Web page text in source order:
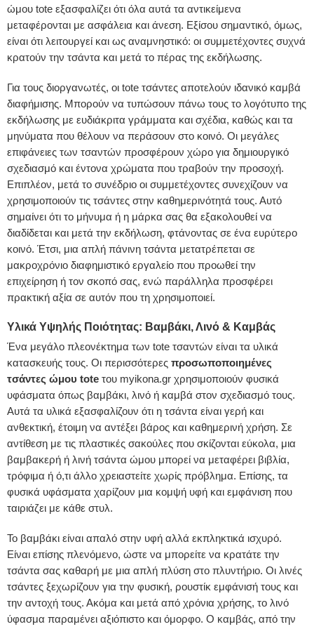
ώμου tote εξασφαλίζει ότι όλα αυτά τα αντικείμενα
μεταφέρονται με ασφάλεια και άνεση. Εξίσου σημαντικό, όμως,
είναι ότι λειτουργεί και ως αναμνηστικό: οι συμμετέχοντες συχνά
κρατούν την τσάντα και μετά το πέρας της εκδήλωσης.
Για τους διοργανωτές, οι tote τσάντες αποτελούν ιδανικό καμβά
διαφήμισης. Μπορούν να τυπώσουν πάνω τους το λογότυπο της
εκδήλωσης με ευδιάκριτα γράμματα και σχέδια, καθώς και τα
μηνύματα που θέλουν να περάσουν στο κοινό. Οι μεγάλες
επιφάνειες των τσαντών προσφέρουν χώρο για δημιουργικό
σχεδιασμό και έντονα χρώματα που τραβούν την προσοχή.
Επιπλέον, μετά το συνέδριο οι συμμετέχοντες συνεχίζουν να
χρησιμοποιούν τις τσάντες στην καθημερινότητά τους. Αυτό
σημαίνει ότι το μήνυμα ή η μάρκα σας θα εξακολουθεί να
διαδίδεται και μετά την εκδήλωση, φτάνοντας σε ένα ευρύτερο
κοινό. Έτσι, μια απλή πάνινη τσάντα μετατρέπεται σε
μακροχρόνιο διαφημιστικό εργαλείο που προωθεί την
επιχείρηση ή τον σκοπό σας, ενώ παράλληλα προσφέρει
πρακτική αξία σε αυτόν που τη χρησιμοποιεί.
Υλικά Υψηλής Ποιότητας: Βαμβάκι, Λινό & Καμβάς
Ένα μεγάλο πλεονέκτημα των tote τσαντών είναι τα υλικά
κατασκευής τους. Οι περισσότερες προσωποποιημένες
τσάντες ώμου tote του myikona.gr χρησιμοποιούν φυσικά
υφάσματα όπως βαμβάκι, λινό ή καμβά στον σχεδιασμό τους.
Αυτά τα υλικά εξασφαλίζουν ότι η τσάντα είναι γερή και
ανθεκτική, έτοιμη να αντέξει βάρος και καθημερινή χρήση. Σε
αντίθεση με τις πλαστικές σακούλες που σκίζονται εύκολα, μια
βαμβακερή ή λινή τσάντα ώμου μπορεί να μεταφέρει βιβλία,
τρόφιμα ή ό,τι άλλο χρειαστείτε χωρίς πρόβλημα. Επίσης, τα
φυσικά υφάσματα χαρίζουν μια κομψή υφή και εμφάνιση που
ταιριάζει με κάθε στυλ.
Το βαμβάκι είναι απαλό στην υφή αλλά εκπληκτικά ισχυρό.
Είναι επίσης πλενόμενο, ώστε να μπορείτε να κρατάτε την
τσάντα σας καθαρή με μια απλή πλύση στο πλυντήριο. Οι λινές
τσάντες ξεχωρίζουν για την φυσική, ρουστίκ εμφάνισή τους και
την αντοχή τους. Ακόμα και μετά από χρόνια χρήσης, το λινό
ύφασμα παραμένει αξιόπιστο και όμορφο. Ο καμβάς, από την